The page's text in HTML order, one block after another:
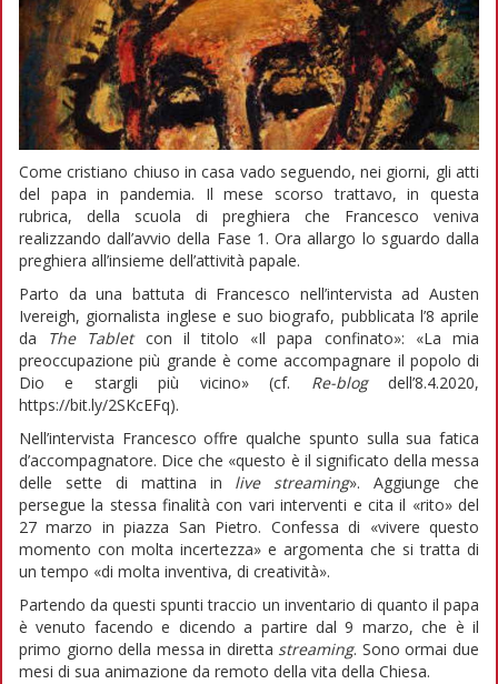
Come cristiano chiuso in casa vado seguendo, nei giorni, gli atti
del papa in pandemia. Il mese scorso trattavo, in questa
rubrica, della scuola di preghiera che Francesco veniva
realizzando dall’avvio della Fase 1. Ora allargo lo sguardo dalla
preghiera all’insieme dell’attività papale.
Parto da una battuta di Francesco nell’intervista ad Austen
Ivereigh, giornalista inglese e suo biografo, pubblicata l’8 aprile
da The Tabletcon il titolo «Il papa confinato»: «La mia
preoccupazione più grande è come accompagnare il popolo di
Dio e stargli più vicino» (cf. Re-blogdell’8.4.2020,
https://bit.ly/2SKcEFq).
Nell’intervista Francesco offre qualche spunto sulla sua fatica
d’accompagnatore. Dice che «questo è il significato della messa
delle sette di mattina in live streaming». Aggiunge che
persegue la stessa finalità con vari interventi e cita il «rito» del
27 marzo in piazza San Pietro. Confessa di «vivere questo
momento con molta incertezza» e argomenta che si tratta di
un tempo «di molta inventiva, di creatività».
Partendo da questi spunti traccio un inventario di quanto il papa
è venuto facendo e dicendo a partire dal 9 marzo, che è il
primo giorno della messa in diretta streaming. Sono ormai due
mesi di sua animazione da remoto della vita della Chiesa.